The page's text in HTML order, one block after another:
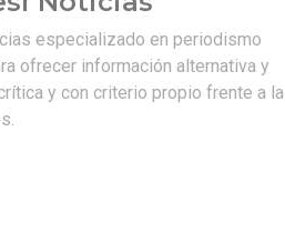
especializado en periodismo
ofrecer información alternativa y
y con criterio propio frente a la